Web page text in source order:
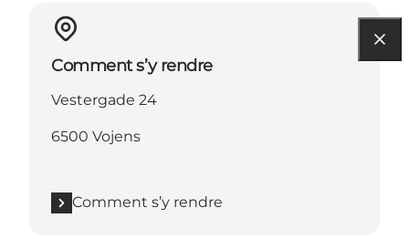
Comment s’y rendre
Vestergade 24
6500 Vojens
Comment s’y rendre